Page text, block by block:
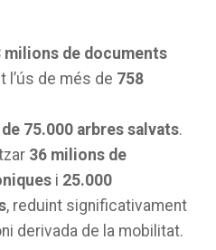
milions de documents
l’ús de més de 758
75.000 arbres salvats.
36 milions de
i 25.000
, reduint significativament
derivada de la mobilitat.